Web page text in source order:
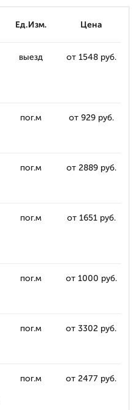
Ед.Изм. Цена
выезд от 1548 руб.
пог.м от 929 руб.
пог.м от 2889 руб.
пог.м от 1651 руб.
пог.м от 1000 руб.
пог.м от 3302 руб.
пог.м от 2477 руб.